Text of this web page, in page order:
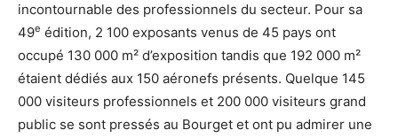
incontournable des professionnels du secteur. Pour sa
49e édition, 2 100 exposants venus de 45 pays ont
occupé 130 000 m² d’exposition tandis que 192 000 m²
étaient dédiés aux 150 aéronefs présents. Quelque 145
000 visiteurs professionnels et 200 000 visiteurs grand
public se sont pressés au Bourget et ont pu admirer une